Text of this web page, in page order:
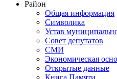
Район
Общая информация
Символика
Устав
Совет депутатов
СМИ
Экономическая
Открытые данные
Книга Памяти